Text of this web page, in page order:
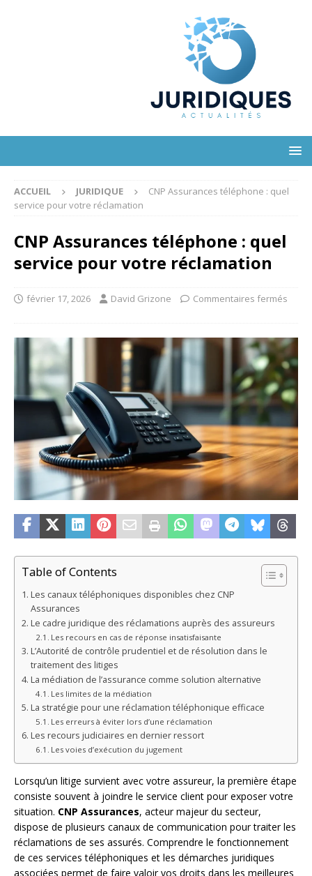
ACCUEIL JURIDIQUE
CNP Assurances téléphone : quel
service pour votre réclamation
CNP Assurances téléphone : quel
service pour votre réclamation
février 17, 2026 David Grizone Commentaires fermés
Table of Contents
Les canaux téléphoniques disponibles chez CNP
Assurances
Le cadre juridique des réclamations auprès des assureurs
Les recours en cas de réponse insatisfaisante
L’Autorité de contrôle prudentiel et de résolution dans le
traitement des litiges
La médiation de l’assurance comme solution alternative
Les limites de la médiation
La stratégie pour une réclamation téléphonique efficace
Les erreurs à éviter lors d’une réclamation
Les recours judiciaires en dernier ressort
Les voies d’exécution du jugement
Lorsqu’un litige survient avec votre assureur, la première étape
consiste souvent à joindre le service client pour exposer votre
situation. CNP Assurances, acteur majeur du secteur,
dispose de plusieurs canaux de communication pour traiter les
réclamations de ses assurés. Comprendre le fonctionnement
de ces services téléphoniques et les démarches juridiques
associées permet de faire valoir vos droits dans les meilleures